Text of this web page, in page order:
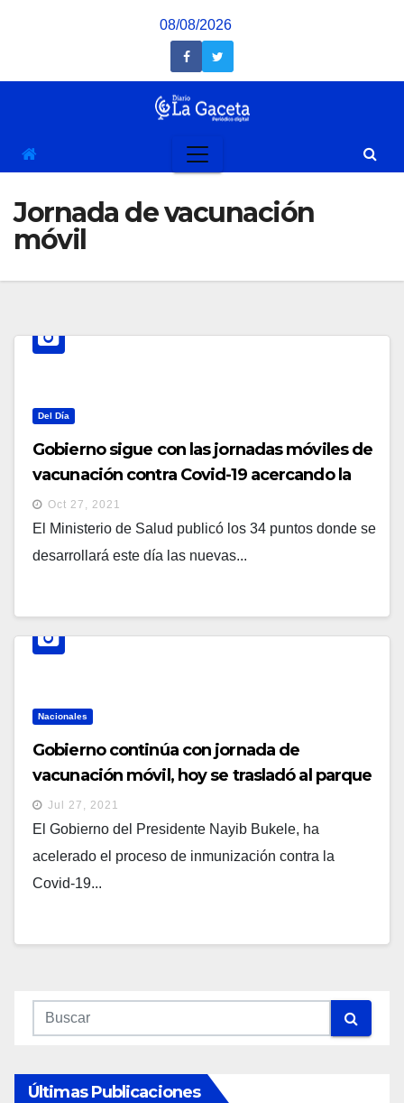
08/08/2026
Jornada de vacunación
móvil
Del Día
Gobierno sigue con las jornadas móviles de
vacunación contra Covid-19 acercando la
inmunización a los salvadoreños
Oct 27, 2021
El Ministerio de Salud publicó los 34 puntos donde se
desarrollará este día las nuevas...
Nacionales
Gobierno continúa con jornada de
vacunación móvil, hoy se trasladó al parque
industrial Intercomplex
Jul 27, 2021
El Gobierno del Presidente Nayib Bukele, ha
acelerado el proceso de inmunización contra la
Covid-19...
Últimas Publicaciones